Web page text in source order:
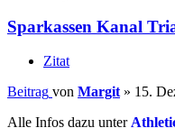
Sparkassen Kanal
Zitat
Beitrag von Margit » 15.
Alle Infos dazu unter